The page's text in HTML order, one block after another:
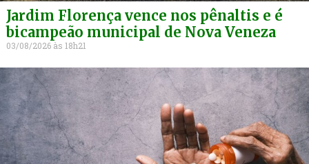
Jardim Florença vence nos pênaltis e é
bicampeão municipal de Nova Veneza
03/08/2026 18h21